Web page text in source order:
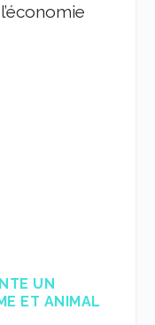
UN
ET ANIMAL